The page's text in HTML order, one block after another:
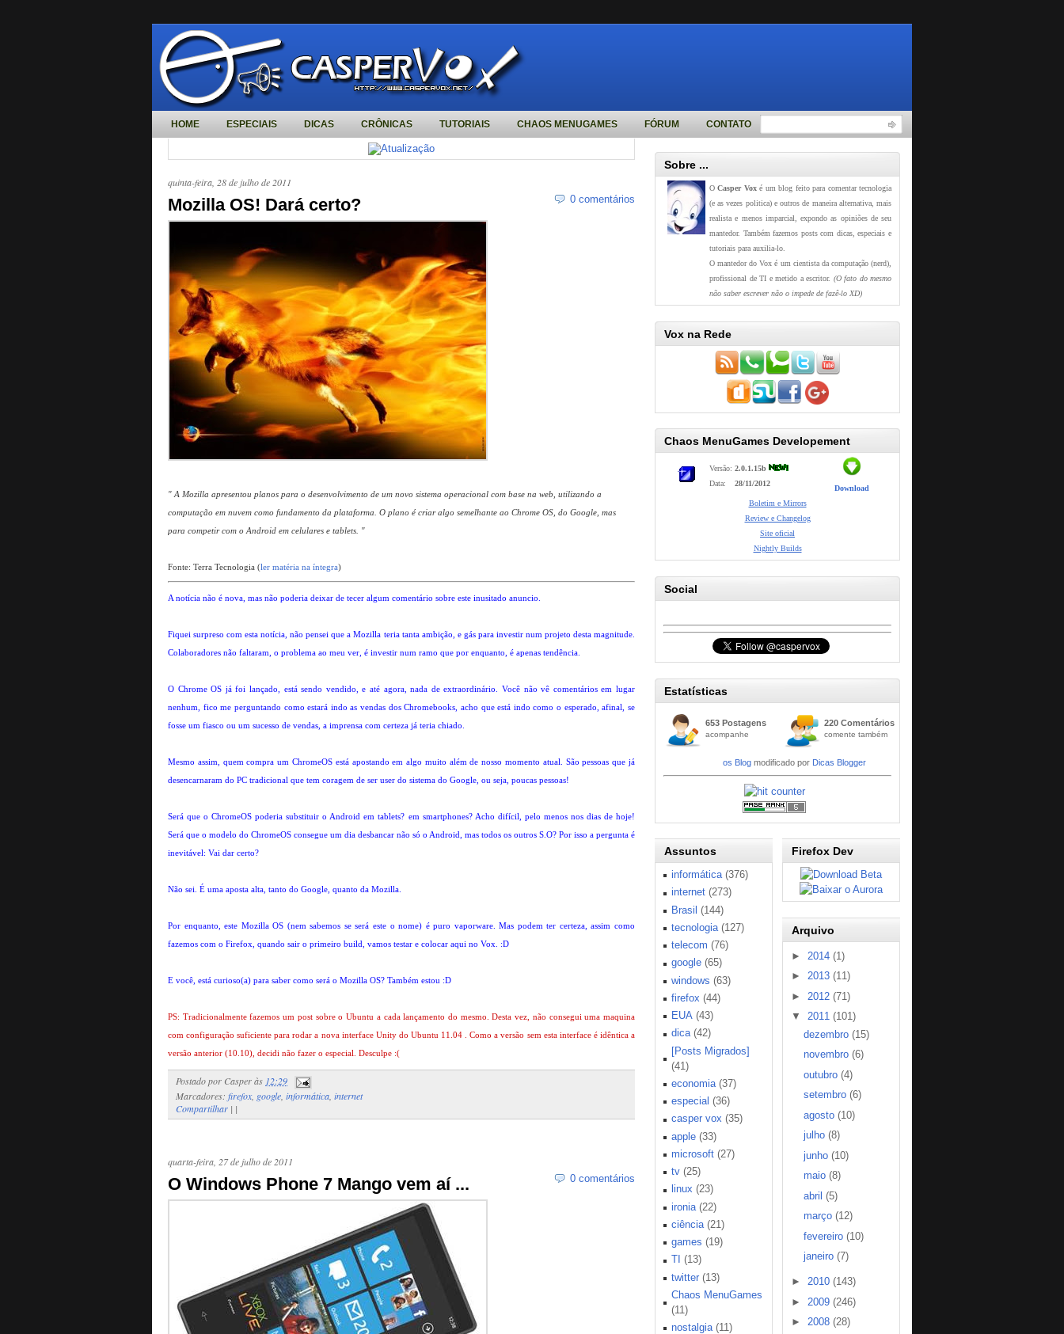
HOME ESPECIAIS DICAS CRÔNICAS TUTORIAIS CHAOS MENUGAMES FÓRUM CONTATO
quinta-feira, 28 de julho de 2011
0 comentários
Mozilla OS! Dará certo?
" A Mozilla apresentou planos para o desenvolvimento de um novo sistema operacional com base na web, utilizando a
computação em nuvem como fundamento da plataforma. O plano é criar algo semelhante ao Chrome OS, do Google, mas
para competir com o Android em celulares e tablets. "
Fonte: Terra Tecnologia (ler matéria na íntegra)
A notícia não é nova, mas não poderia deixar de tecer algum comentário sobre este inusitado anuncio.
Fiquei surpreso com esta notícia, não pensei que a Mozilla teria tanta ambição, e gás para investir num projeto desta magnitude.
Colaboradores não faltaram, o problema ao meu ver, é investir num ramo que por enquanto, é apenas tendência.
O Chrome OS já foi lançado, está sendo vendido, e até agora, nada de extraordinário. Você não vê comentários em lugar
nenhum, fico me perguntando como estará indo as vendas dos Chromebooks, acho que está indo como o esperado, afinal, se
fosse um fiasco ou um sucesso de vendas, a imprensa com certeza já teria chiado.
Mesmo assim, quem compra um ChromeOS está apostando em algo muito além de nosso momento atual. São pessoas que já
desencarnaram do PC tradicional que tem coragem de ser user do sistema do Google, ou seja, poucas pessoas!
Será que o ChromeOS poderia substituir o Android em tablets? em smartphones? Acho difícil, pelo menos nos dias de hoje!
Será que o modelo do ChromeOS consegue um dia desbancar não só o Android, mas todos os outros S.O? Por isso a pergunta é
inevitável: Vai dar certo?
Não sei. É uma aposta alta, tanto do Google, quanto da Mozilla.
Por enquanto, este Mozilla OS (nem sabemos se será este o nome) é puro vaporware. Mas podem ter certeza, assim como
fazemos com o Firefox, quando sair o primeiro build, vamos testar e colocar aqui no Vox. :D
E você, está curioso(a) para saber como será o Mozilla OS? Também estou :D
PS: Tradicionalmente fazemos um post sobre o Ubuntu a cada lançamento do mesmo. Desta vez, não consegui uma maquina
com configuração suficiente para rodar a nova interface Unity do Ubuntu 11.04 . Como a versão sem esta interface é idêntica a
versão anterior (10.10), decidi não fazer o especial. Desculpe :(
Postado por Casperàs 12:29
Marcadores: firefox, google informática internet
Compartilhar | |
quarta-feira, 27 de julho de 2011
0 comentários
O Windows Phone 7 Mango vem aí ...
Sobre ...
OCasper Voxé um blog feito para comentar tecnologia
(e as vezes politica) e outros de maneira alternativa, mais
realista e menos imparcial, expondo as opiniões de seu
mantedor. Também fazemos posts com dicas, especiais e
tutoriais para auxilia-lo.
O mantedor do Vox é um cientista da computação (nerd),
profissional de TI e metido a escritor. (O fato do mesmo
não saber escrever não o impede de fazê-lo XD)
Vox na Rede
Chaos MenuGames Developement
Versão: 2.0.1.15b
Data:
28/11/2012
Download
Boletim e Mirrors
Review e Changelog
Site oficial
Nightly Builds
Social
Estatísticas
653 Postagens
acompanhe
220 Comentários
comente também
os Blogmodificado por Dicas Blogger
Assuntos
informática (376)
internet (273)
Brasil (144)
tecnologia (127)
telecom (76)
google (65)
windows (63)
firefox (44)
EUA (43)
dica (42)
[Posts Migrados]
(41)
economia (37)
especial (36)
casper vox (35)
apple (33)
microsoft (27)
tv (25)
linux (23)
ironia (22)
ciência (21)
games (19)
TI (13)
twitter (13)
Chaos MenuGames
(11)
nostalgia (11)
Firefox Dev
Arquivo
► 2014(1)
►2013(11)
► 2012(71)
▼
2011(101)
dezembro (15)
novembro (6)
outubro (4)
setembro (6)
agosto (10)
julho (8)
junho (10)
maio (8)
abril (5)
março (12)
fevereiro (10)
janeiro (7)
►2010(143)
► 2009(246)
►2008(28)